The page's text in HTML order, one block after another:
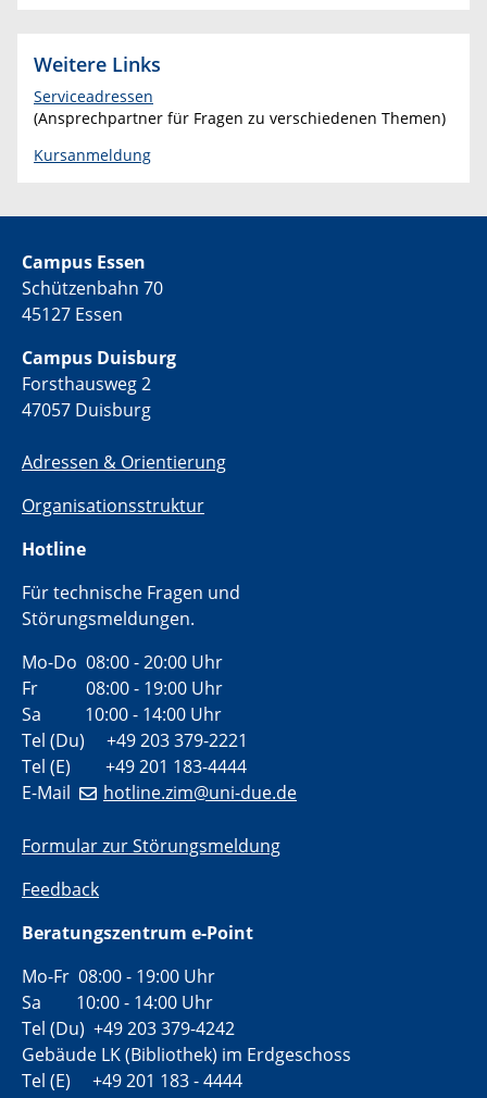
Weitere Links
Serviceadressen
(Ansprechpartner für Fragen zu verschiedenen Themen)
Kursanmeldung
Campus Essen
Schützenbahn 70
45127 Essen
Campus Duisburg
Forsthausweg 2
47057 Duisburg
Adressen & Orientierung
Organisationsstruktur
Hotline
Für technische Fragen und
Störungsmeldungen.
Mo-Do 08:00 - 20:00 Uhr
Fr 08:00 - 19:00 Uhr
Sa 10:00 - 14:00 Uhr
Tel (Du) +49 203 379-2221
Tel (E) +49 201 183-4444
E-Mail
hotline.zim@uni-due.de
Formular zur Störungsmeldung
Feedback
Beratungszentrum e-Point
Mo-Fr 08:00 - 19:00 Uhr
Sa 10:00 - 14:00 Uhr
Tel (Du) +49 203 379-4242
Gebäude LK (Bibliothek) im Erdgeschoss
Tel (E) +49 201 183 - 4444